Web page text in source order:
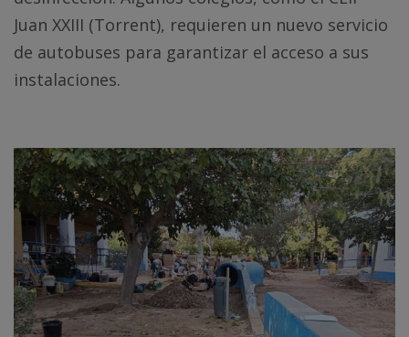
Juan XXIII (Torrent), requieren un nuevo servicio
de autobuses para garantizar el acceso a sus
instalaciones.